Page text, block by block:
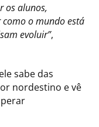
os alunos,
o mundo está
evoluir”,
sabe das
nordestino e vê